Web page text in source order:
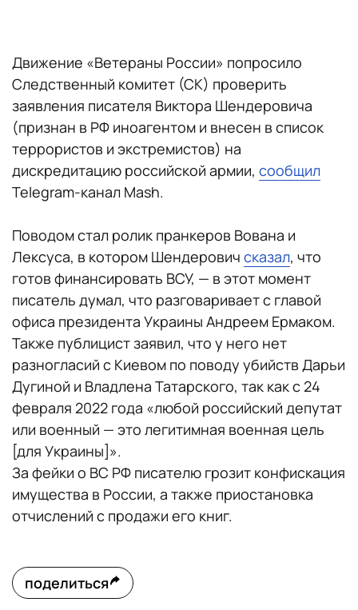
Движение «Ветераны России» попросило
Следственный комитет (СК) проверить
заявления писателя Виктора Шендеровича
(признан в РФ иноагентом и внесен в список
террористов и экстремистов) на
дискредитацию российской армии, сообщил
Telegram-канал Mash.
Поводом стал ролик пранкеров Вована и
Лексуса, в котором Шендерович сказал, что
готов финансировать ВСУ, — в этот момент
писатель думал, что разговаривает с главой
офиса президента Украины Андреем Ермаком.
Также публицист заявил, что у него нет
разногласий с Киевом по поводу убийств Дарьи
Дугиной и Владлена Татарского, так как с 24
февраля 2022 года «любой российский депутат
или военный — это легитимная военная цель
[для Украины]».
За фейки о ВС РФ писателю грозит конфискация
имущества в России, а также приостановка
отчислений с продажи его книг.
поделиться